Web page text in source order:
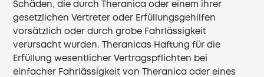
Schäden, die durch Theranica oder einem ihrer
gesetzlichen Vertreter oder Erfüllungsgehilfen
vorsätzlich oder durch grobe Fahrlässigkeit
verursacht wurden. Theranicas Haftung für die
Erfüllung wesentlicher Vertragspflichten bei
einfacher Fahrlässigkeit von Theranica oder eines